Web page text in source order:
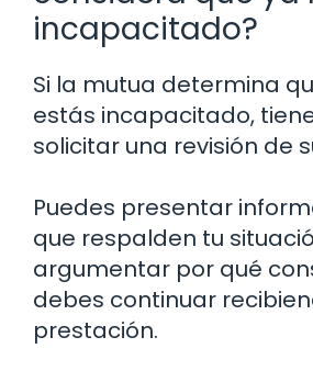
incapacitado?
Si la mutua determina
estás incapacitado,
solicitar una revisión de
Puedes presentar
que respalden tu
argumentar por qué
debes continuar
prestación.